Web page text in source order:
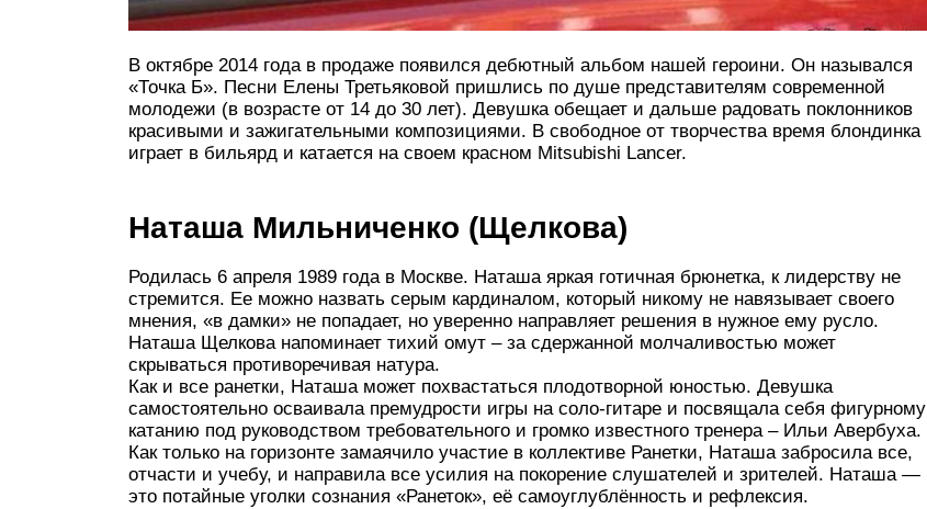
В октябре 2014 года в продаже появился дебютный альбом нашей героини. Он назывался
«Точка Б». Песни Елены Третьяковой пришлись по душе представителям современной
молодежи (в возрасте от 14 до 30 лет). Девушка обещает и дальше радовать поклонников
красивыми и зажигательными композициями. В свободное от творчества время блондинка
играет в бильярд и катается на своем красном Mitsubishi Lancer.
Наташа Мильниченко (Щелкова)
Родилась 6 апреля 1989 года в Москве. Наташа яркая готичная брюнетка, к лидерству не
стремится. Ее можно назвать серым кардиналом, который никому не навязывает своего
мнения, «в дамки» не попадает, но уверенно направляет решения в нужное ему русло.
Наташа Щелкова напоминает тихий омут – за сдержанной молчаливостью может
скрываться противоречивая натура.
Как и все ранетки, Наташа может похвастаться плодотворной юностью. Девушка
самостоятельно осваивала премудрости игры на соло-гитаре и посвящала себя фигурному
катанию под руководством требовательного и громко известного тренера – Ильи Авербуха.
Как только на горизонте замаячило участие в коллективе Ранетки, Наташа забросила все,
отчасти и учебу, и направила все усилия на покорение слушателей и зрителей. Наташа —
это потайные уголки сознания «Ранеток», её самоуглублённость и рефлексия.